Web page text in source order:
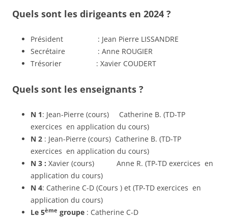
Quels sont les dirigeants en 2024 ?
Président : Jean Pierre LISSANDRE
Secrétaire : Anne ROUGIER
Trésorier : Xavier COUDERT
Quels sont les enseignants ?
N 1: Jean-Pierre (cours) Catherine B. (TD-TP
exercices en application du cours)
N 2 : Jean-Pierre (cours) Catherine B. (TD-TP
exercices en application du cours)
N 3 : Xavier (cours) Anne R. (TP-TD exercices en
application du cours)
N 4: Catherine C-D (Cours ) et (TP-TD exercices en
application du cours)
Le 5ème groupe : Catherine C-D